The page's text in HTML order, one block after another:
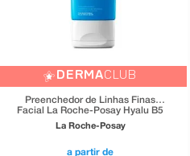
DERMACLUB
Preenchedor de Linhas Finas
Facial La Roche-Posay Hyalu B5
Water Gel 40g
La Roche-Posay
a partir de